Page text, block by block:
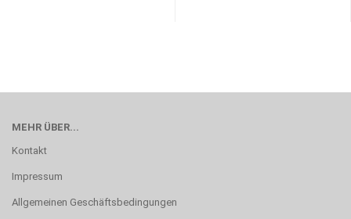
MEHR ÜBER...
Kontakt
Impressum
Allgemeinen Geschäftsbedingungen